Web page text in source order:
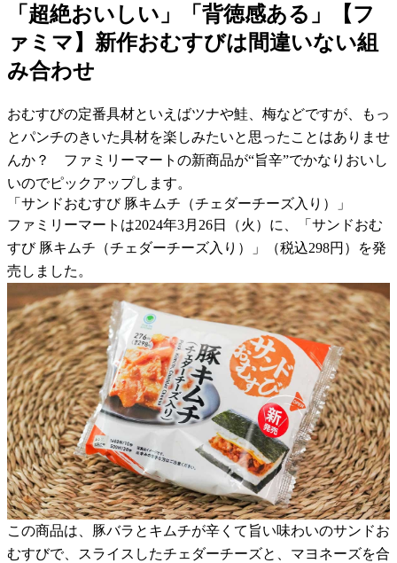
「超絶おいしい」「背徳感ある」【フ
ァミマ】新作おむすびは間違いない組
み合わせ
おむすびの定番具材といえばツナや鮭、梅などですが、もっ
とパンチのきいた具材を楽しみたいと思ったことはありませ
んか？ ファミリーマートの新商品が“旨辛”でかなりおいし
いのでピックアップします。
「サンドおむすび 豚キムチ（チェダーチーズ入り）」
ファミリーマートは2024年3月26日（火）に、「サンドおむ
すび 豚キムチ（チェダーチーズ入り）」（税込298円）を発
売しました。
この商品は、豚バラとキムチが辛くて旨い味わいのサンドお
むすびで、スライスしたチェダーチーズと、マヨネーズを合